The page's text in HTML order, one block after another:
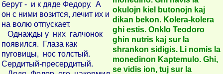
берут - и к дяде Федору. А
он с ними возится, лечит их и
на волю отпускает.
Однажды у них галчонок
появился. Глаза как
пуговицы, нос толстый.
Сердитый-пресердитый.
okulojn kiel butonojn kaj
dikan bekon. Kolera-kolera
ghi estis. Onklo Teodoro
ghin nutris kaj sur la
shrankon sidigis. Li nomis la
monedinon Kaptemulo. Ghi,
se vidis ion, tuj sur la